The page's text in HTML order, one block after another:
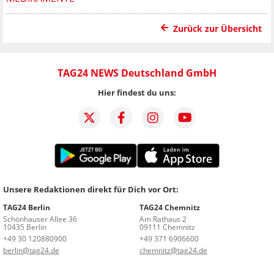
Zurück zur Übersicht
TAG24 NEWS Deutschland GmbH
Hier findest du uns:
Unsere Redaktionen direkt für Dich vor Ort:
TAG24 Berlin
Schönhauser Allee 36
10435 Berlin
+49 30 120880900
berlin@tag24.de
TAG24 Chemnitz
Am Rathaus 2
09111 Chemnitz
+49 371 6906600
chemnitz@tag24.de